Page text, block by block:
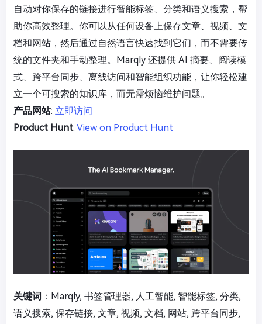
自动对你保存的链接进行智能标签、分类和语义搜索，帮
助你高效整理。你可以从任何设备上保存文章、视频、文
档和网站，然后通过自然语言快速找到它们，而不需要传
统的文件夹和手动整理。Marqly 还提供 AI 摘要、阅读模
式、跨平台同步、离线访问和智能组织功能，让你轻松建
立一个可搜索的知识库，而无需烦恼维护问题。
产品网站: 立即访问
Product Hunt: View on Product Hunt
关键词 ：Marqly, 书签管理器, 人工智能, 智能标签, 分类,
语义搜索, 保存链接, 文章, 视频, 文档, 网站, 跨平台同步,